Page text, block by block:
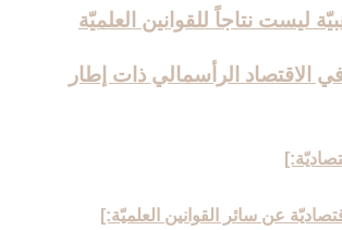
ليست نتاجاً للقوانين العلميّة
في الاقتصاد الرأسمالي ذات إطار
عن سائر القوانين العلميّة:]